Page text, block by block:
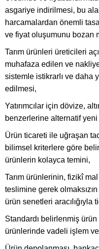
asgariye indirilmesi, bu
harcamalardan önemli
ve fiyat oluşumunu bozan
Tarım ürünleri üreticileri
muhafaza edilen ve
sistemle istikrarlı ve daha
edilmesi,
Yatırımcılar için dövize,
benzerlerine alternatif yeni
Ürün ticareti ile uğraşan
bilimsel kriterlere göre
ürünlerin kolayca temini,
Tarım ürünlerinin, fizikî
teslimine gerek
ürün senetleri aracılığıyla
Standardı belirlenmiş
ürünlerinde vadeli işlem